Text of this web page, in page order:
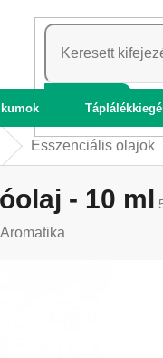
KERESÉS
Esszenciális olajok
- 10 ml
Aromatika